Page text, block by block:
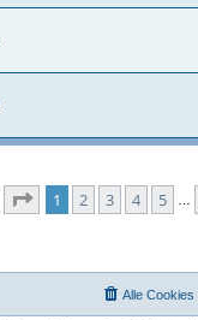
Seite von
1 2 3 4 5
Alle Cookies